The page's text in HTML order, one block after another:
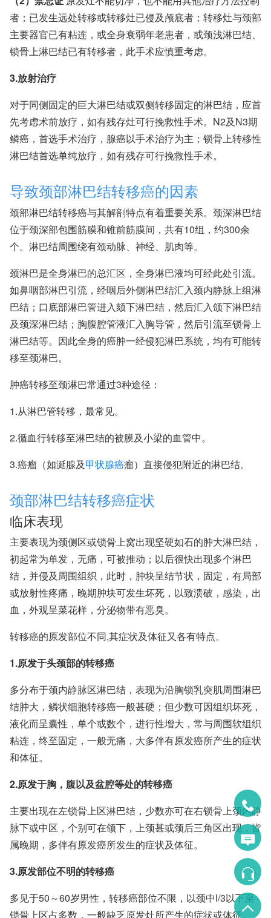
者；已发生远处转移或转移灶已侵及颅底者；转移灶与颈部
主要器官已有粘连，或全身衰弱年老患者，或颈浅淋巴结、
锁骨上淋巴结已有转移者，此手术应慎重考虑。
3.放射治疗
对于同侧固定的巨大淋巴结或双侧转移固定的淋巴结，应首
先考虑术前放疗，如有残存灶可行挽救性手术。N2及N3期
鳞癌，首选手术治疗，腺癌以手术治疗为主；锁骨上转移性
淋巴结首选单纯放疗，如有残存可行挽救性手术。
导致颈部淋巴结转移癌的因素
颈部淋巴结转移癌与其解剖特点有着重要关系。颈深淋巴结
位于颈深部包围筋膜和锥前筋膜间，共有10组，约300余
个。淋巴结周围绕有颈动脉、神经、肌肉等。
颈淋巴是全身淋巴的总汇区，全身淋巴液均可经此处引流。
如鼻咽部淋巴引流，经咽后外侧淋巴结汇入颈内静脉上组淋
巴结；口底部淋巴管进入颏下淋巴结，然后汇入颌下淋巴结
及颈深淋巴结；胸腹腔管液汇入胸导管，然后引流至锁骨上
淋巴结等。因此全身的癌肿一经侵犯淋巴系统，均有可能转
移至颈淋巴。
肿癌转移至颈淋巴常通过3种途径：
1.从淋巴管转移，最常见。
2.循血行转移至淋巴结的被膜及小梁的血管中。
3.癌瘤（如涎腺及甲状腺癌瘤）直接侵犯附近的淋巴结。
颈部淋巴结转移癌症状
临床表现
主要表现为颈侧区或锁骨上窝出现坚硬如石的肿大淋巴结，
初起常为单发，无痛，可被推动；以后很快出现多个淋巴
结，并侵及周围组织，此时，肿块呈结节状，固定，有局部
或放射性疼痛，晚期肿块可发生坏死，以致溃破，感染，出
血，外观呈菜花样，分泌物带有恶臭。
转移癌的原发部位不同,其症状及体征又各有特点。
1.原发于头颈部的转移癌
多分布于颈内静脉区淋巴结，表现为沿胸锁乳突肌周围淋巴
结肿大，鳞状细胞转移癌一般甚硬；但少数可因组织坏死，
液化而呈囊性，单个或数个，进行性增大，常与周围软组织
粘连，终至固定，一般无痛，大多伴有原发癌所产生的症状
和体征。
2.原发于胸，腹以及盆腔等处的转移癌
主要出现在左锁骨上区淋巴结，少数亦可在右锁骨上颈内静
脉下或中区，个别可在颌下，上颈甚或颈后三角区出现，皆
属晚期，多伴有原发癌所发生的症状及体征。
3.原发部位不明的转移癌
多见于50～60岁男性，转移癌部位不限，以颈中l/3以下至
锁骨上区占多数，一般缺乏原发灶所产生的症状或体征。